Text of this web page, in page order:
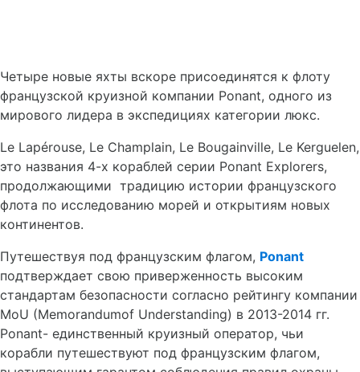
Четыре новые яхты вскоре присоединятся к флоту
французской круизной компании Ponant, одного из
мирового лидера в экспедициях категории люкс.
Le Lapérouse, Le Champlain, Le Bougainville, Le Kerguelen,
это названия 4-х кораблей серии Ponant Explorers,
продолжающими традицию истории французского
флота по исследованию морей и открытиям новых
континентов.
Путешествуя под французским флагом, Ponant
подтверждает свою приверженность высоким
стандартам безопасности согласно рейтингу компании
MoU (Memorandumof Understanding) в 2013-2014 гг.
Ponant- единственный круизный оператор, чьи
корабли путешествуют под французским флагом,